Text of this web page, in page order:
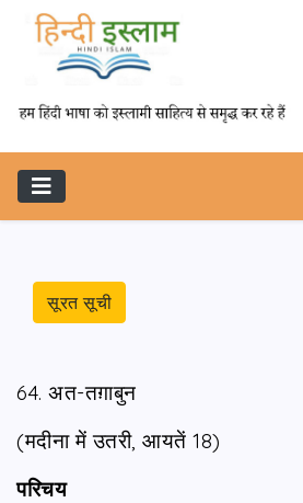
सूरत सूची
64. अत-तग़ाबुन
(मदीना में उतरी, आयतें 18)
परिचय